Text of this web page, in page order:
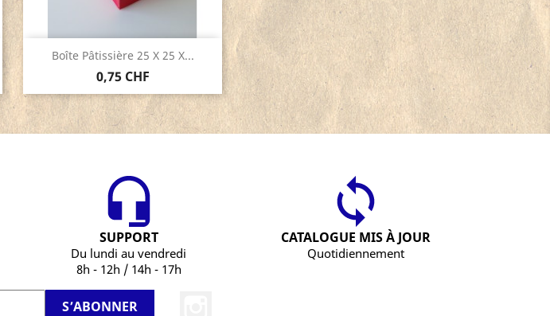
Boîte Pâtissière 25 X 25 X...
0,75 CHF
Aperçu rapide
SUPPORT
Du lundi au vendredi
8h - 12h / 14h - 17h
CATALOGUE MIS À JOUR
Quotidiennement